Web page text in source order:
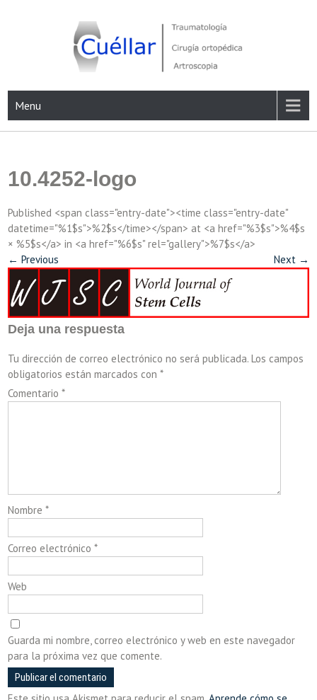
Menu
10.4252-logo
Published <span class="entry-date"><time class="entry-date"
datetime="%1$s">%2$s</time></span> at <a href="%3$s">%4$s
× %5$s</a> in <a href="%6$s" rel="gallery">%7$s</a>
← Previous Next →
Deja una respuesta
Tu dirección de correo electrónico no será publicada. Los campos
obligatorios están marcados con*
Comentario*
Nombre*
Correo electrónico*
Web
Guarda mi nombre, correo electrónico y web en este navegador
para la próxima vez que comente.